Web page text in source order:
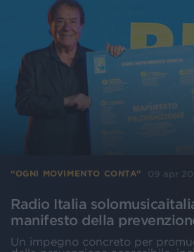
“OGNI MOVIMENTO CONTA” 09 apr
Radio Italia
manifesto della
Un impegno concreto per